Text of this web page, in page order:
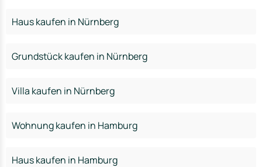
Haus kaufen in Nürnberg
Grundstück kaufen in Nürnberg
Villa kaufen in Nürnberg
Wohnung kaufen in Hamburg
Haus kaufen in Hamburg